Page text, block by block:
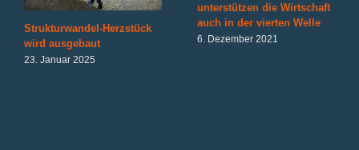
Strukturwandel-Herzstück
wird ausgebaut
23. Januar 2025
unterstützen die Wirtschaft
auch in der vierten Welle
6. Dezember 2021